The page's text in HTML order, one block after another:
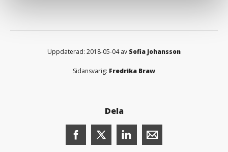
Uppdaterad: 2018-05-04 av Sofia Johansson
Sidansvarig: Fredrika Braw
Dela
Dela denna sida
Dela denna sida på
Dela denna sida på X (öppnas i
Dela denna sida på Facebook (öppnas